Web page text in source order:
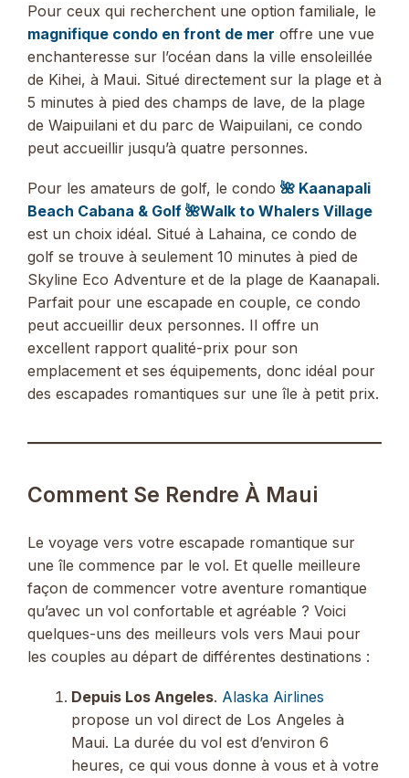
Pour ceux qui recherchent une option familiale, le
magnifique condo en front de mer offre une vue
enchanteresse sur l’océan dans la ville ensoleillée
de Kihei, à Maui. Situé directement sur la plage et à
5 minutes à pied des champs de lave, de la plage
de Waipuilani et du parc de Waipuilani, ce condo
peut accueillir jusqu’à quatre personnes.
Pour les amateurs de golf, le condo 🌺 Kaanapali
Beach Cabana & Golf 🌺Walk to Whalers Village
est un choix idéal. Situé à Lahaina, ce condo de
golf se trouve à seulement 10 minutes à pied de
Skyline Eco Adventure et de la plage de Kaanapali.
Parfait pour une escapade en couple, ce condo
peut accueillir deux personnes. Il offre un
excellent rapport qualité-prix pour son
emplacement et ses équipements, donc idéal pour
des escapades romantiques sur une île à petit prix.
Comment Se Rendre À Maui
Le voyage vers votre escapade romantique sur
une île commence par le vol. Et quelle meilleure
façon de commencer votre aventure romantique
qu’avec un vol confortable et agréable ? Voici
quelques-uns des meilleurs vols vers Maui pour
les couples au départ de différentes destinations :
Depuis Los Angeles. Alaska Airlines
propose un vol direct de Los Angeles à
Maui. La durée du vol est d’environ 6
heures, ce qui vous donne à vous et à votre